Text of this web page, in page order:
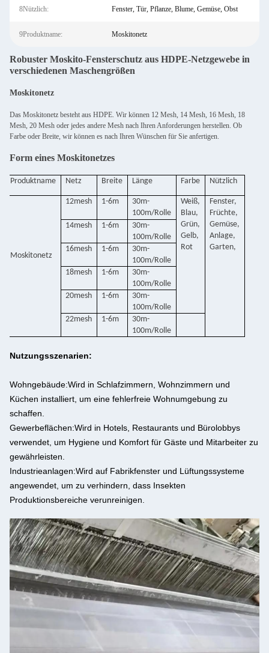
8Nützlich: Fenster, Tür, Pflanze, Blume, Gemüse, Obst
9Produktname: Moskitonetz
Robuster Moskito-Fensterschutz aus HDPE-Netzgewebe in
verschiedenen Maschengrößen
Moskitonetz
Das Moskitonetz besteht aus HDPE. Wir können 12 Mesh, 14 Mesh, 16 Mesh, 18
Mesh, 20 Mesh oder jedes andere Mesh nach Ihren Anforderungen herstellen. Ob
Farbe oder Breite, wir können es nach Ihren Wünschen für Sie anfertigen.
Form eines Moskitonetzes
Produktname Netz Breite Länge Farbe Nützlich
Moskitonetz
12mesh 1-6m
30m-
100m/Rolle
Weiß,
Blau,
Grün,
Gelb,
Rot
Fenster,
Früchte,
Gemüse,
Anlage,
Garten,
14mesh 1-6m
30m-
100m/Rolle
16mesh
1-6m
30m-
100m/Rolle
18mesh
1-6m
30m-
100m/Rolle
20mesh
1-6m
30m-
100m/Rolle
22mesh
1-6m
30m-
100m/Rolle
Nutzungsszenarien:
Wohngebäude:Wird in Schlafzimmern, Wohnzimmern und
Küchen installiert, um eine fehlerfreie Wohnumgebung zu
schaffen.
Gewerbeflächen:Wird in Hotels, Restaurants und Bürolobbys
verwendet, um Hygiene und Komfort für Gäste und Mitarbeiter zu
gewährleisten.
Industrieanlagen:Wird auf Fabrikfenster und Lüftungssysteme
angewendet, um zu verhindern, dass Insekten
Produktionsbereiche verunreinigen.